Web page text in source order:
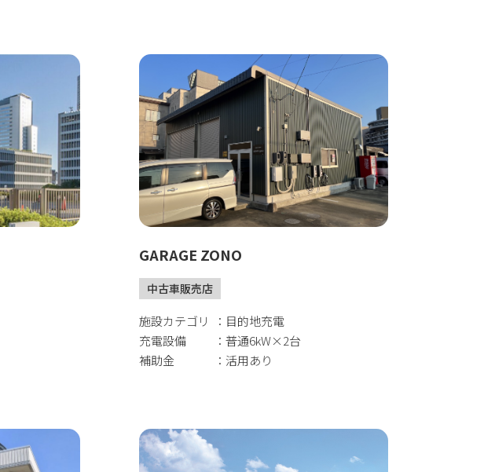
GARAGE ZONO
中古車販売店
施設カテゴリ
目的地充電
充電設備
普通6kW×2台
補助金
活用あり